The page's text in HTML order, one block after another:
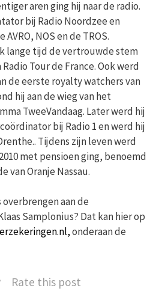
aren ging hij naar de radio.
bij Radio Noordzee en
NOS en de TROS.
lange tijd de vertrouwde stem
Radio Tour de France. Ook werd
de eerste royalty watchers van
hij aan de wieg van het
TweeVandaag. Later werd hij
bij Radio 1 en werd hij
Tijdens zijn leven werd
met pensioen ging, benoemd
van Oranje Nassau.
aan de
Samplonius? Dat kan hier op
onderaan de
Rate this post